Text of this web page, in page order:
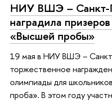
НИУ ВШЭ – Санкт-
наградила
«Высшей пробы»
19 мая в НИУ ВШЭ –
торжественное
олимпиады для
проба». В этом году